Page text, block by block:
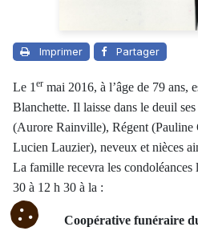
Imprimer Partager
Le 1 er mai 2016, à l’âge de 79 ans,
Blanchette. Il laisse dans le deuil
(Aurore Rainville), Régent (Pauline
Lucien Lauzier), neveux et nièces
La famille recevra les condoléances
30 à 12 h 30 à la :
Coopérative funéraire